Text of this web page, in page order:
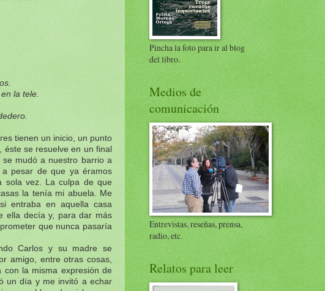
la tele.
tienen un inicio, un punto
éste se resuelve en un final
mudó a nuestro barrio a
pesar de que ya éramos
sola vez. La culpa de que
la tenía mi abuela. Me
entraba en aquella casa
ella decía y, para dar más
que nunca pasaría
Carlos y su madre se
amigo, entre otras cosas,
la misma expresión de
un día y me invitó a echar
Pincha la foto para ir al blog
del libro.
Medios de
comunicación
Entrevistas, reseñas, prensa,
radio, etc.
Relatos para leer